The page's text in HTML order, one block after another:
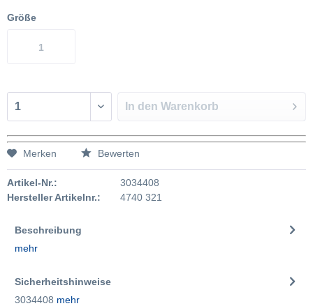
Größe
1
In den Warenkorb
Merken Bewerten
Artikel-Nr.:
3034408
Hersteller Artikelnr.:
4740 321
Beschreibung
mehr
Sicherheitshinweise
3034408 mehr